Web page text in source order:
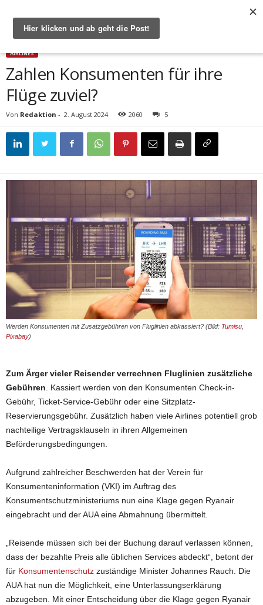
Start Airlines Zahlen Konsumenten für ihre Flüge zuviel?
AIRLINES
Zahlen Konsumenten für ihre
Flüge zuviel?
Von Redaktion - 2. August 2024 2060 5
Werden Konsumenten mit Zusatzgebühren von Fluglinien abkassiert? (Bild: Tumisu,
Pixabay)
Zum Ärger vieler Reisender verrechnen Fluglinien zusätzliche
Gebühren. Kassiert werden von den Konsumenten Check-in-
Gebühr, Ticket-Service-Gebühr oder eine Sitzplatz-
Reservierungsgebühr. Zusätzlich haben viele Airlines potentiell grob
nachteilige Vertragsklauseln in ihren Allgemeinen
Beförderungsbedingungen.
Aufgrund zahlreicher Beschwerden hat der Verein für
Konsumenteninformation (VKI) im Auftrag des
Konsumentschutzministeriums nun eine Klage gegen Ryanair
eingebracht und der AUA eine Abmahnung übermittelt.
„Reisende müssen sich bei der Buchung darauf verlassen können,
dass der bezahlte Preis alle üblichen Services abdeckt“, betont der
für Konsumentenschutz zuständige Minister Johannes Rauch. Die
AUA hat nun die Möglichkeit, eine Unterlassungserklärung
abzugeben. Mit einer Entscheidung über die Klage gegen Ryanair